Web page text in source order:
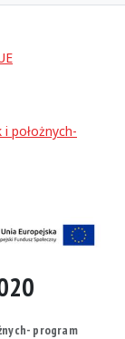
położnych-
program